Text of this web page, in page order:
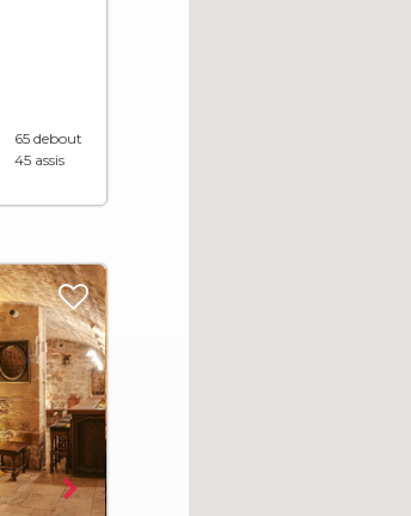
65 debout
45 assis